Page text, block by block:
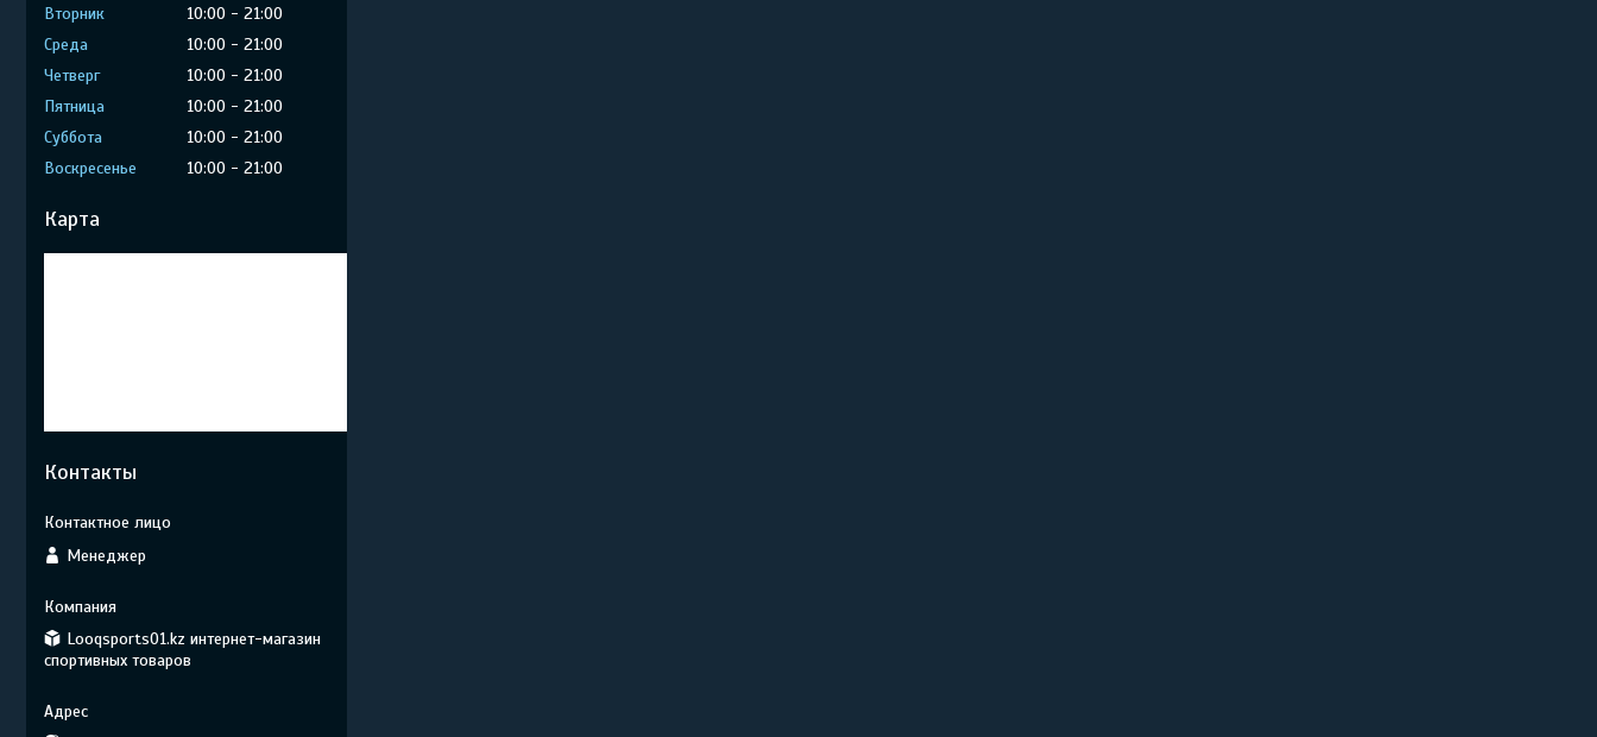
Вторник
10:00
21:00
Среда
10:00
21:00
Четверг
10:00
21:00
Пятница
10:00
21:00
Суббота
10:00
21:00
Воскресенье
10:00 21:00
Карта
Контакты
Менеджер
Looqsports01.kz интернет-магазин
спортивных товаров